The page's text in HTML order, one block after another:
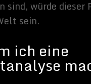
auch nicht jeder weiß,
von der Ex-Frau eines der
Sergey Brin gegründet,
man meinen. Aber wenn
auchSergey Brin ein
hat an Parkinson zu